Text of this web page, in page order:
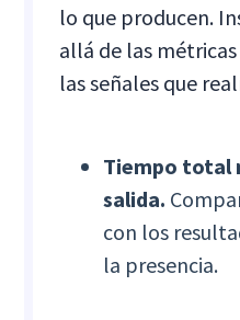
lo que producen.
allá de las
las señales que
Tiempo total
salida.
con los
la presencia.